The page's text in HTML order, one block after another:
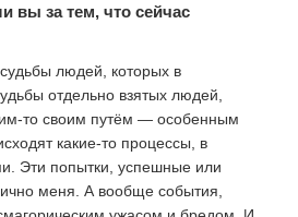
вы за тем, что сейчас
людей, которых в
отдельно взятых людей,
то своим путём — особенным
какие-то процессы, в
Эти попытки, успешные или
меня. А вообще события,